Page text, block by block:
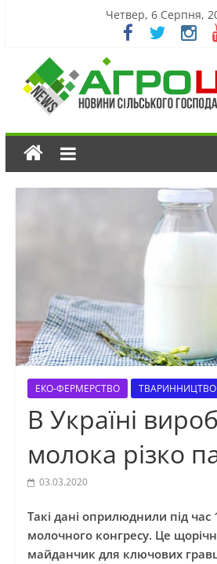
Четвер, 6 Серпня,
ЕКО-ФЕРМЕРСТВО ТВАРИННИЦТВО
В Україні
молока різко
03.03.2020
Такі дані оприлюднили під
молочного конгресу. Це
майданчик для ключових